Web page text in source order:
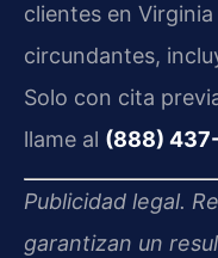
clientes en
circundantes,
Solo con cita
llame al (888)
Publicidad legal.
garantizan un